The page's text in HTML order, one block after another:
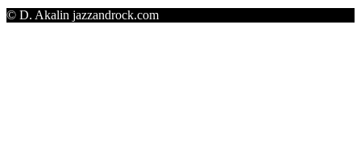
© D. Akalin jazzandrock.com